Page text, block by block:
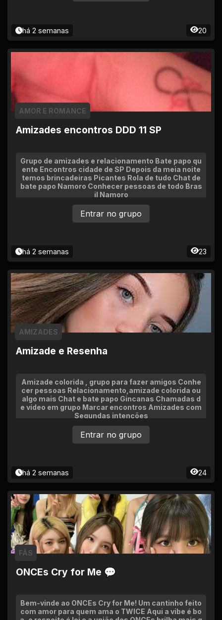
há 2 semanas 20
Amizades encontros DDD 11 SP
AMOR E ROMANCE
Grupo de amizades e relacionamento Bate papo qu
ente Encontros cidade de SP Depois da meia noite
temos brincadeiras Picantes Rola de tudo Chat de
bate papo Namoro Conhecer pessoas de todo Bras
il Namoro
há 2 semanas 23
Entrar no grupo
Amizade e Resenha
AMIZADES
Amizade colorida , grupo para fazer amigos Conhe
cer pessoas Relacionamento,amizade colorida ou
algo mais Chat e bate papo Gincanas Chamadas d
e vídeo em grupo Marcar encontros Amizades com
Segundas intenções
há 2 semanas 24
Entrar no grupo
ONCEs Cry for Me 💬
FÃS
Bem-vinde ao ONCEs Cry for Me! Um cantinho feito
com amor para quem ama o TWICE Aqui a vibe é bo